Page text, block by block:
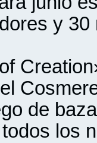
y 30
de
los